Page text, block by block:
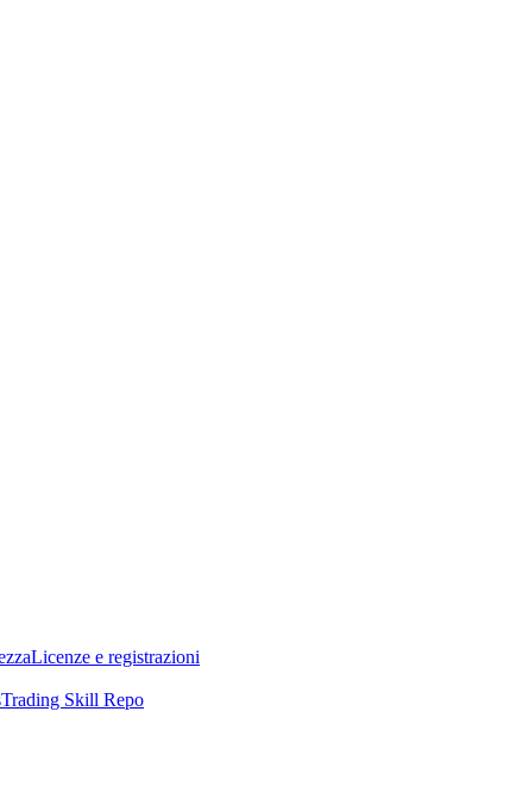
Licenze e registrazioni
Trading Skill Repo